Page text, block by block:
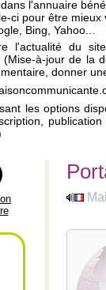
l'annuaire
ci pour être mieux
Bing, Yahoo...
l'actualité du
à-jour de la
donner
les options